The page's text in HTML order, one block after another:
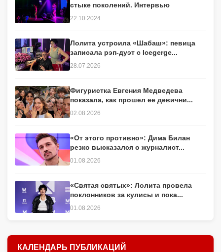
стыке поколений. Интервью
22.10.2024
Лолита устроила «Шабаш»: певица
записала рэп-дуэт с Icegerge...
28.07.2026
Фигуристка Евгения Медведева
показала, как прошел ее девични...
02.08.2026
«От этого противно»: Дима Билан
резко высказался о журналист...
01.08.2026
«Святая святых»: Лолита провела
поклонников за кулисы и пока...
01.08.2026
КАЛЕНДАРЬ ПУБЛИКАЦИЙ